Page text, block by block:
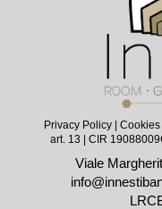
Privacy Policy|
art. 13 | CIR
Viale